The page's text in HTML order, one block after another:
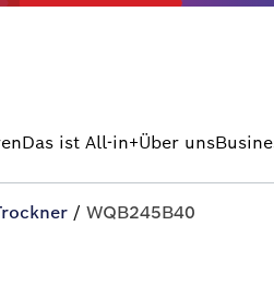
Das ist All-in+Über uns
/ WQB245B40